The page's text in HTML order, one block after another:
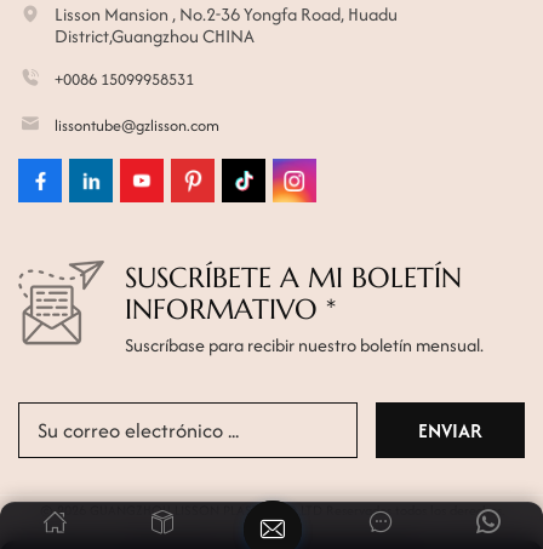
Lisson Mansion , No.2-36 Yongfa Road, Huadu
District,Guangzhou CHINA
+0086 15099958531
lissontube@gzlisson.com
SUSCRÍBETE A MI BOLETÍN
INFORMATIVO *
Suscríbase para recibir nuestro boletín mensual.
© 2026 GUANGZHOU LISSON PLASTIC CO.,LTD Reservados todos los derechos.
Mapa del sitio
Xml | política de privacidad